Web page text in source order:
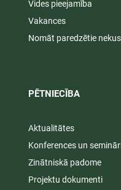
Vides pieejamība
Vakances
Nomāt paredzētie
PĒTNIECĪBA
Aktualitātes
Konferences un
Zinātniskā padome
Projektu dokumenti